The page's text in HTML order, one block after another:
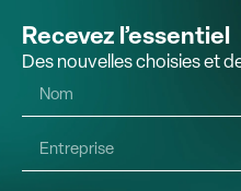
Recevez l’essentiel
Des nouvelles choisies et